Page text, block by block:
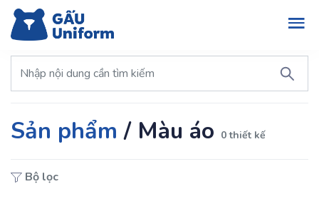
Sản phẩm / Màu áo 0 thiết kế
Bộ lọc